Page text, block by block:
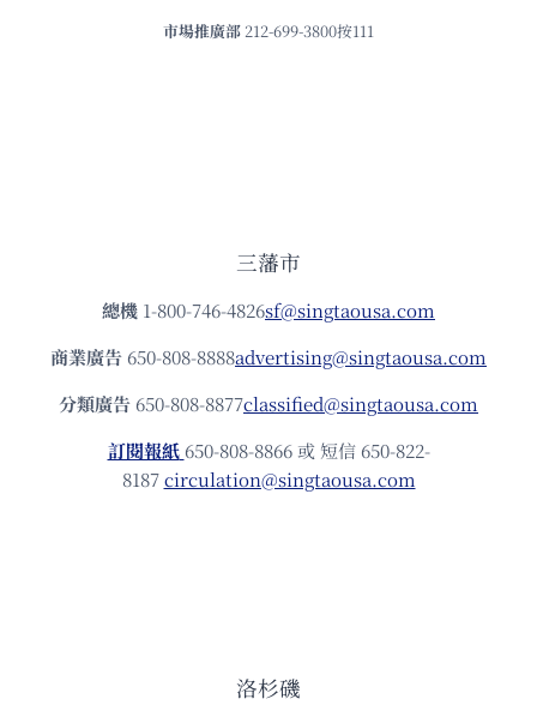
市場推廣部 212-699-3800按111
三藩市
總機 1-800-746-4826sf@singtaousa.com
商業廣告 650-808-8888advertising@singtaousa.com
分類廣告 650-808-8877classified@singtaousa.com
訂閱報紙 650-808-8866 或 短信 650-822-
8187circulation@singtaousa.com
洛杉磯